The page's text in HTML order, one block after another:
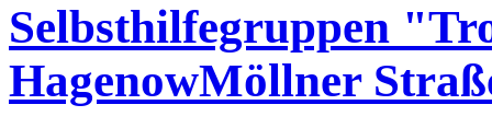
Selbsthilfegruppen
HagenowMöllner